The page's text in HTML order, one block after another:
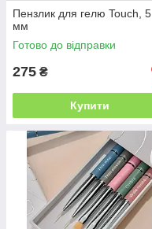
Пензлик для гелю Touch, 5
мм
Готово до відправки
275 ₴
Купити